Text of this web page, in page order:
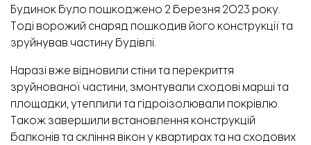
Будинок було пошкоджено 2 березня 2023 року.
Тоді ворожий снаряд пошкодив його конструкції та
зруйнував частину будівлі.
Наразі вже відновили стіни та перекриття
зруйнованої частини, змонтували сходові марші та
площадки, утеплили та гідроізолювали покрівлю.
Також завершили встановлення конструкцій
балконів та скління вікон у квартирах та на сходових